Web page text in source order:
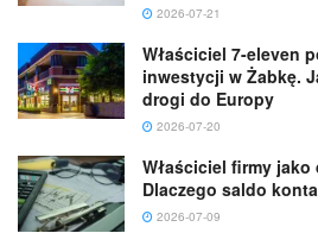
2026-07-21
Właściciel 7-eleven
inwestycji w Żabkę.
drogi do Europy
2026-07-20
Właściciel firmy
Dlaczego saldo
2026-07-09